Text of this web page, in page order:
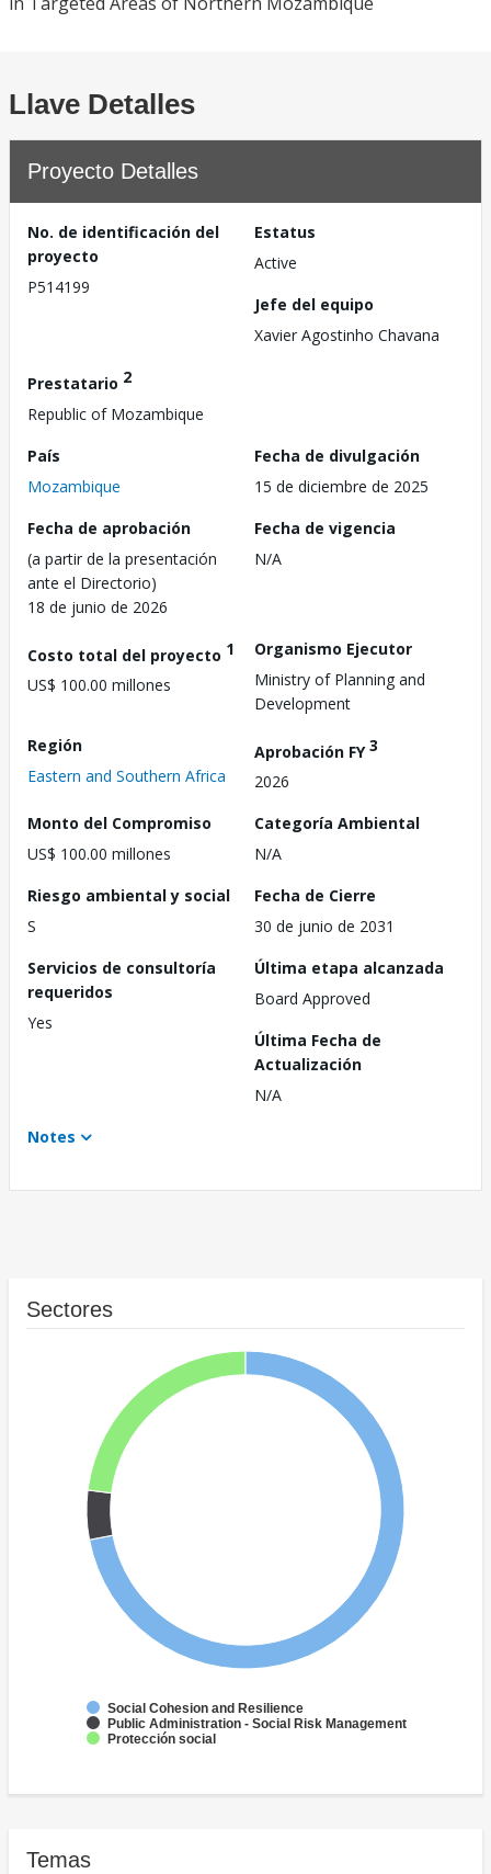
Llave Detalles
Proyecto Detalles
No. de identificación del
proyecto
P514199
Estatus
Active
Jefe del equipo
Xavier Agostinho Chavana
Prestatario 2
Republic of Mozambique
País
Mozambique
Fecha de divulgación
15 de diciembre de 2025
Fecha de aprobación
(a partir de la presentación
ante el Directorio)
18 de junio de 2026
Fecha de vigencia
N/A
Costo total del proyecto 1
US$ 100.00 millones
Organismo Ejecutor
Ministry of Planning and
Development
Región
Eastern and Southern Africa
Aprobación FY3
2026
Monto del Compromiso
US$ 100.00 millones
Categoría Ambiental
N/A
Riesgo ambiental y social
S
Fecha de Cierre
30 de junio de 2031
Servicios de consultoría
requeridos
Yes
Última etapa alcanzada
Board Approved
Última Fecha de
Actualización
N/A
Notes
Sectores
Social Cohesion and Resilience
Public Administration - Social Risk Management
Protección social
Temas